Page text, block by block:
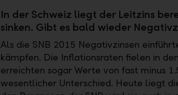
In der Schweiz liegt der Leitzins
sinken. Gibt es bald wieder
Als die SNB 2015 Negativzinsen
kämpfen. Die Inflationsraten fielen in
erreichten sogar Werte von fast minus
wesentlicher Unterschied. Heute liegt